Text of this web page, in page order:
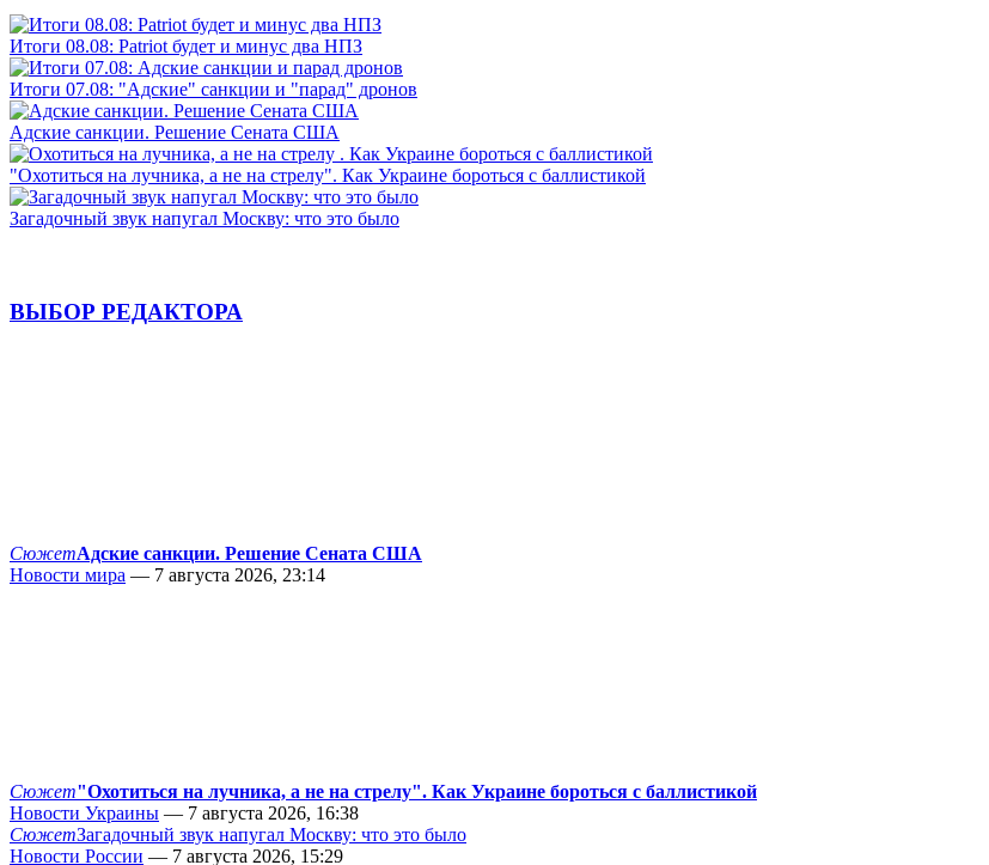
Итоги 08.08: Patriot будет и минус два НПЗ
Итоги 07.08: "Адские" санкции и "парад" дронов
Адские санкции. Решение Сената США
"Охотиться на лучника, а не на стрелу". Как Украине бороться с баллистикой
Загадочный звук напугал Москву: что это было
ВЫБОР РЕДАКТОРА
СюжетАдские санкции. Решение Сената США
Новости мира — 7 августа 2026, 23:14
Сюжет"Охотиться на лучника, а не на стрелу". Как Украине бороться с баллистикой
Новости Украины — 7 августа 2026, 16:38
СюжетЗагадочный звук напугал Москву: что это было
Новости России — 7 августа 2026, 15:29